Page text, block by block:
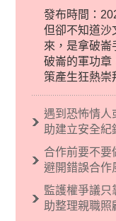
發布時間：
但卻不知道沙
來，是拿破崙
破崙的軍功章
策產生狂熱崇
義後來就被拿
義傾向的人，
烈的卓越感，
現了男性沙
遇到恐怖情人
助建立安全紀
合作前要不要
避開錯誤合作
監護權爭議只
助整理親職照